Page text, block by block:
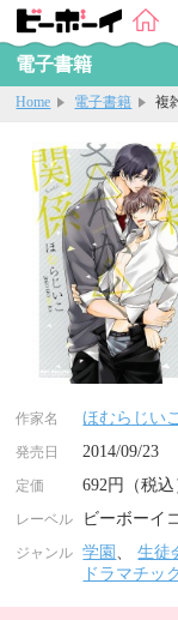
電子書籍
Home 電子書籍 複
作家名 ほむらじいこ
発売日 2014/09/23
定価 692円（税込
レーベル ビーボーイ
ジャンル 学園 、生徒
ドラマチッ